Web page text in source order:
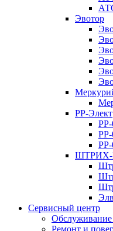
Эвотор
РР-
Сервисный центр
Ремонт и